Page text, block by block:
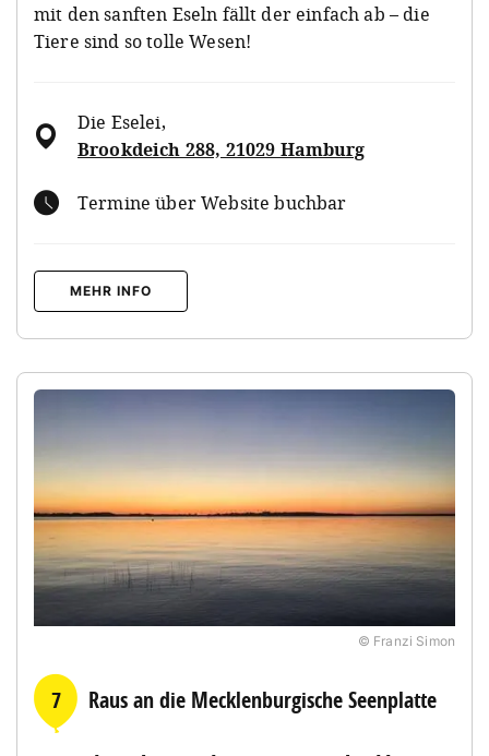
mit den sanften Eseln fällt der einfach ab – die
Tiere sind so tolle Wesen!
Die Eselei,
Brookdeich 288, 21029 Hamburg
Termine über Website buchbar
MEHR INFO
© Franzi Simon
7 Raus an die Mecklenburgische Seenplatte